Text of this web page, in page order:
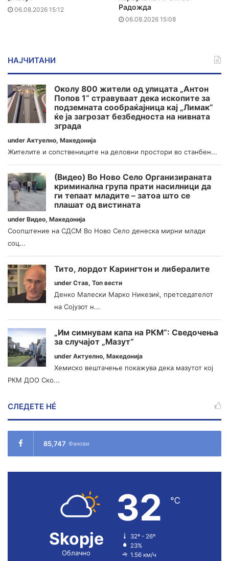
06.08.2026 15:12
Радожда
06.08.2026 15:08
НАЈЧИТАНИ
Околу 800 жители од улицата „Антон
Попов 1“ стравуваат дека ископите за
подземната сообраќајница кај „Лимак“
ќе ја загрозат безбедноста на нивната
зграда
under Актуелно, Македонија
Жителите и сопствениците на деловни простори во станбен...
(Видео) Во Ново Село Организираната
криминална група прати насилници да
ги тепаат младите – затоа што се
плашат од вистината
under Видео, Македонија
Соопштение на СДСМ Во Ново Село денеска мирни млади
соц...
Тито, лордот Карингтон и либералите
under Став, Топ вести
Денко Малески Марко Никезиќ, претседателот
на Сојузот н...
„Им симнувам капа на РКМ“: Сведочења
за случајот „Мазут“
under Актуелно, Македонија
Хемиско вештачење покажува дека мазутот кој
РКМ ДОО Ско...
СЛЕДЕТЕ НÉ
85,747 Фанови
Skopje
Облачно
32 ℃
32º - 26º
23%
1.56 км/ч